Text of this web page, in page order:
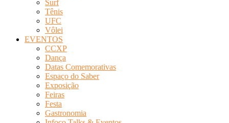
Surf
Tênis
UFC
Vôlei
EVENTOS
CCXP
Dança
Datas Comemorativas
Espaço do Saber
Exposição
Feiras
Festa
Gastronomia